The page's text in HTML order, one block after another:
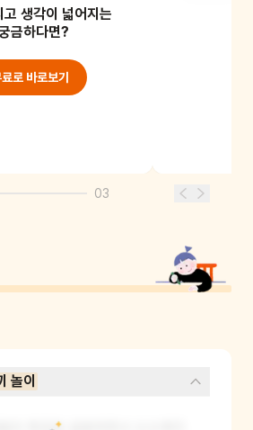
.
생각이 넓어지는
금하다면?
로 바로보기
03
놀이